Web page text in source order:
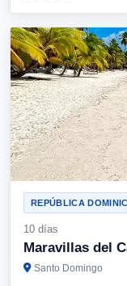
REPÚBLICA
10 días
Maravillas del
Santo Domingo